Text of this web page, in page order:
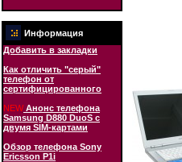
Информация
Добавить в закладки
Как отличить "серый"
телефон от
сертифицированного
NEWАнонс телефона
Samsung D880 DuoS с
двумя SIM-картами
Обзор телефона Sony
Ericsson P1i